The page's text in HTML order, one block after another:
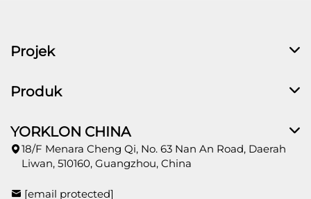
Projek
Produk
YORKLON CHINA
18/F Menara Cheng Qi, No. 63 Nan An Road, Daerah
Liwan, 510160, Guangzhou, China
[email protected]